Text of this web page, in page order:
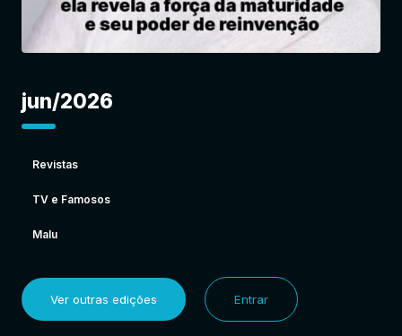
jun/2026
Revistas
TV e Famosos
Malu
Ver outras edições Entrar